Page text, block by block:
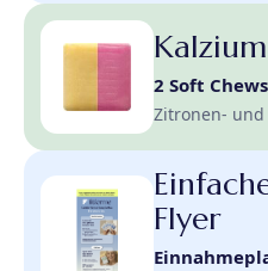
2 Soft Chews
Zitronen- und
Flyer